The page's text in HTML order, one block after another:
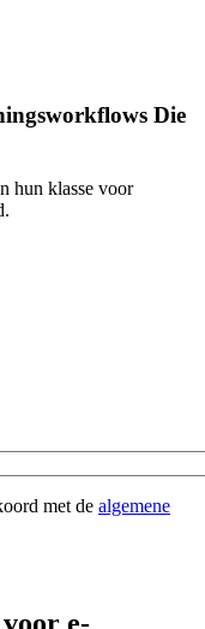
Die
hun klasse voor
met de algemene
voor e-